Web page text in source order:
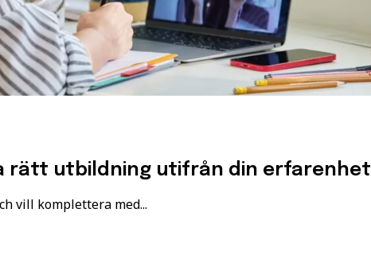
rätt utbildning utifrån din erfarenhet
vill komplettera med...